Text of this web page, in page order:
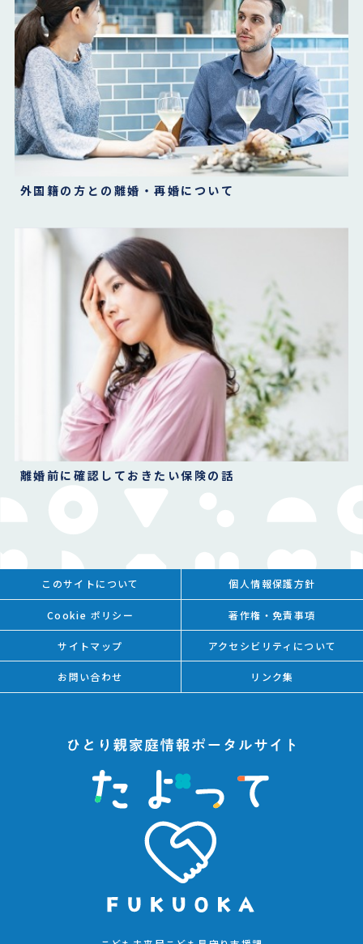
外国籍の方との離婚・再婚について
離婚前に確認しておきたい保険の話
このサイトについて 個人情報保護方針
Cookie ポリシー 著作権・免責事項
サイトマップ アクセシビリティについて
お問い合わせ リンク集